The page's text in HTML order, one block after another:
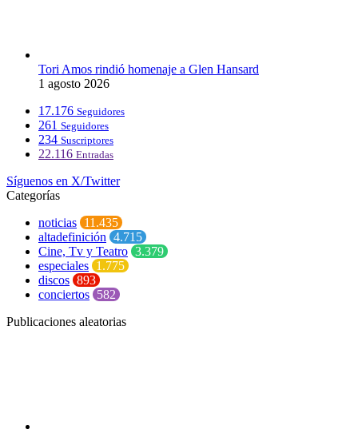
Tori Amos rindió homenaje a Glen Hansard
1 agosto 2026
17.176 Seguidores
261 Seguidores
234 Suscriptores
22.116 Entradas
Síguenos en X/Twitter
Categorías
noticias 11.435
altadefinición 4.715
Cine, Tv y Teatro 3.379
especiales 1.775
discos 893
conciertos 582
Publicaciones aleatorias